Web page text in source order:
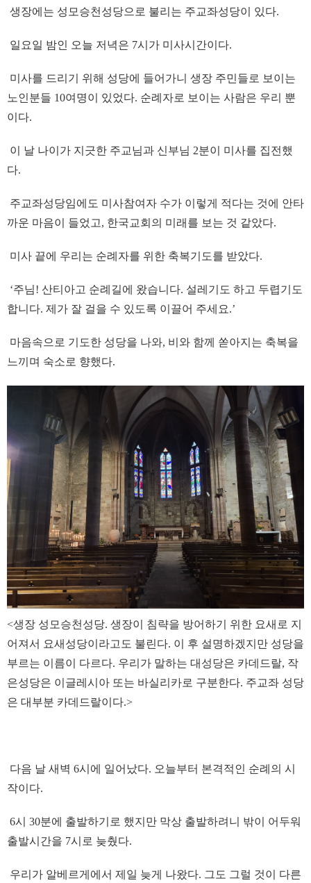
생장에는 성모승천성당으로 불리는 주교좌성당이 있다.
일요일 밤인 오늘 저녁은 7시가 미사시간이다.
미사를 드리기 위해 성당에 들어가니 생장 주민들로 보이는
노인분들 10여명이 있었다. 순례자로 보이는 사람은 우리 뿐
이다.
이 날 나이가 지긋한 주교님과 신부님 2분이 미사를 집전했
다.
주교좌성당임에도 미사참여자 수가 이렇게 적다는 것에 안타
까운 마음이 들었고, 한국교회의 미래를 보는 것 같았다.
미사 끝에 우리는 순례자를 위한 축복기도를 받았다.
‘주님! 산티아고 순례길에 왔습니다. 설레기도 하고 두렵기도
합니다. 제가 잘 걸을 수 있도록 이끌어 주세요.’
마음속으로 기도한 성당을 나와, 비와 함께 쏟아지는 축복을
느끼며 숙소로 향했다.
<생장 성모승천성당. 생장이 침략을 방어하기 위한 요새로 지
어져서 요새성당이라고도 불린다. 이 후 설명하겠지만 성당을
부르는 이름이 다르다. 우리가 말하는 대성당은 카데드랄, 작
은성당은 이글레시아 또는 바실리카로 구분한다. 주교좌 성당
은 대부분 카데드랄이다.>
다음 날 새벽 6시에 일어났다. 오늘부터 본격적인 순례의 시
작이다.
6시 30분에 출발하기로 했지만 막상 출발하려니 밖이 어두워
출발시간을 7시로 늦췄다.
우리가 알베르게에서 제일 늦게 나왔다. 그도 그럴 것이 다른